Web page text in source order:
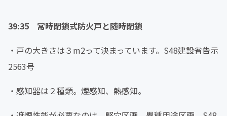
39:35 常時閉鎖式防火戸と随時閉鎖
・戸の大きさは３m2って決まっています。S48建設省告示
2563号
・感知器は２種類。煙感知、熱感知。